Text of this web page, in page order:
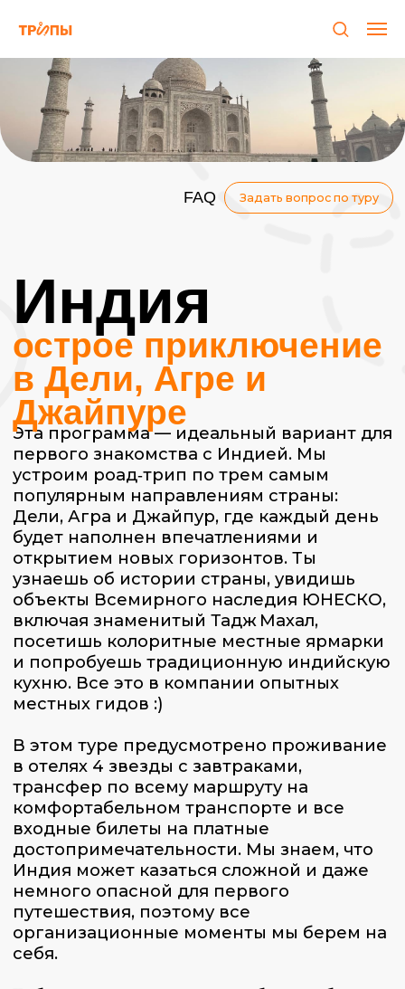
Эта программа — идеальный вариант для
первого знакомства с Индией. Мы
устроим роад‑трип по трем самым
популярным направлениям страны:
Дели, Агра и Джайпур, где каждый день
будет наполнен впечатлениями и
открытием новых горизонтов. Ты
узнаешь об истории страны, увидишь
объекты Всемирного наследия ЮНЕСКО,
включая знаменитый Тадж Махал,
посетишь колоритные местные ярмарки
и попробуешь традиционную индийскую
кухню. Все это в компании опытных
местных гидов :)
В этом туре предусмотрено проживание
в отелях 4 звезды с завтраками,
трансфер по всему маршруту на
комфортабельном транспорте и все
входные билеты на платные
достопримечательности. Мы знаем, что
Индия может казаться сложной и даже
немного опасной для первого
путешествия, поэтому все
организационные моменты мы берем на
себя.
Тебе остается только приобрести билеты
удивительному путешествию, которое
покажет, насколько мир может быть
разнообразным, ярким и впечатляющим.
27 января–1 февраля
Джайпуре
Забронировать
Задать вопрос по туру
FAQ